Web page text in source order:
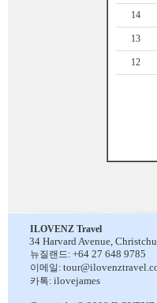
14
13
12
ILOVENZ Travel
34 Harvard Avenue,
뉴질랜드: +64 27 648 9785
이메일:
카톡: ilovejames